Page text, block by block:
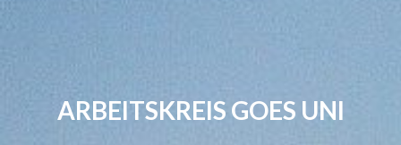
ARBEITSKREIS GOES UNI